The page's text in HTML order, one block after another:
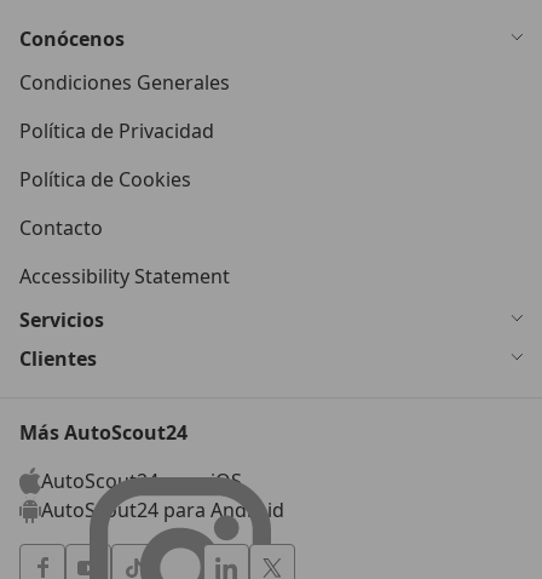
Conócenos
Condiciones Generales
Política de Privacidad
Política de Cookies
Contacto
Accessibility Statement
Servicios
Clientes
Más AutoScout24
AutoScout24 para iOS
AutoScout24 para Android